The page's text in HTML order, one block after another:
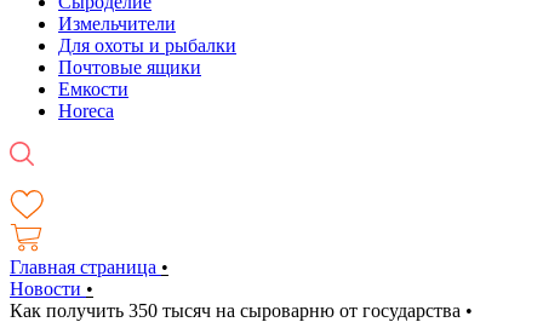
Измельчители
Для охоты и рыбалки
Почтовые ящики
Емкости
Horeca
Главная страница •
Новости •
Как получить 350 тысяч на сыроварню от государства •